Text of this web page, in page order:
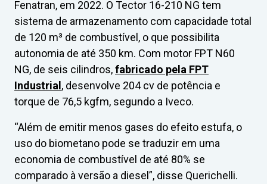
Fenatran, em 2022. O Tector 16-210 NG tem
sistema de armazenamento com capacidade total
de 120 m³ de combustível, o que possibilita
autonomia de até 350 km. Com motor FPT N60
NG, de seis cilindros,fabricado pela FPT
Industrial, desenvolve 204 cv de potência e
torque de 76,5 kgfm, segundo a Iveco.
“Além de emitir menos gases do efeito estufa, o
uso do biometano pode se traduzir em uma
economia de combustível de até 80% se
comparado à versão a diesel”, disse Querichelli.